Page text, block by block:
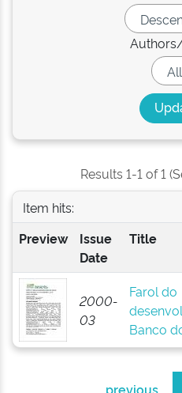
Results 1-1 of 1
Item hits:
Preview
Issue
Date
Title
2000-
03
Farol do
Banco
previous